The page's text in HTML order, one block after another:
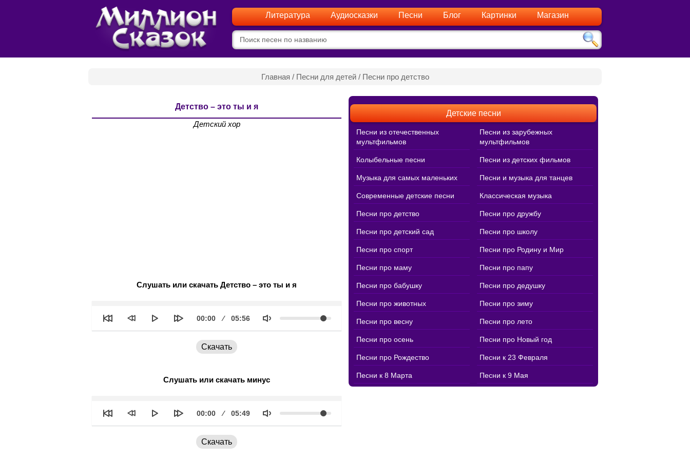
Литература Аудиосказки Песни Блог Картинки Магазин
Главная / Песни для детей/ Песни про детство
Детство – это ты и я
Детский хор
Слушать или скачать Детство – это ты и я
Текущее
00:00 Продолжительность
05:56 Объем
Скачать
Слушать или скачать минус
Текущее
00:00 Продолжительность
05:49 Объем
Скачать
Детские песни
Песни из отечественных
мультфильмов
Песни из зарубежных
мультфильмов
Колыбельные песни Песни из детских фильмов
Музыка для самых маленьких Песни и музыка для танцев
Современные детские песни Классическая музыка
Песни про детство Песни про дружбу
Песни про детский сад Песни про школу
Песни про спорт Песни про Родину и Мир
Песни про маму Песни про папу
Песни про бабушку Песни про дедушку
Песни про животных Песни про зиму
Песни про весну Песни про лето
Песни про осень Песни про Новый год
Песни про Рождество Песни к 23 Февраля
Песни к 8 Марта Песни к 9 Мая